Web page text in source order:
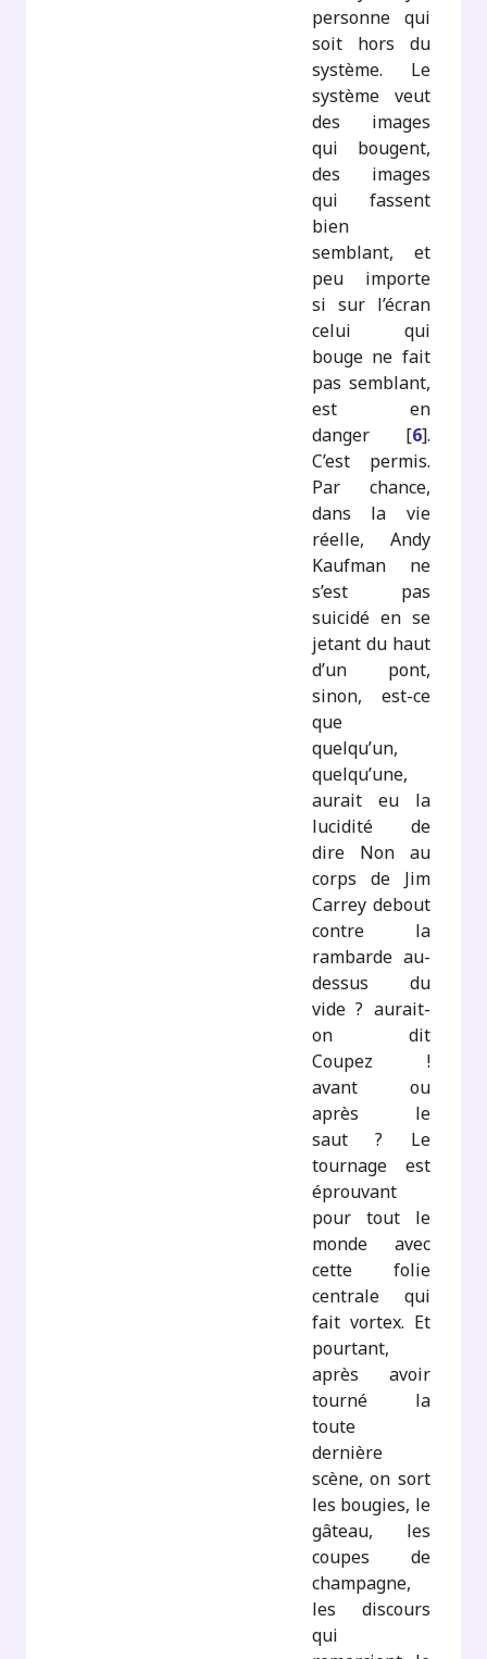
personne qui
soit hors du
système. Le
système veut
des images
qui bougent,
des images
qui fassent
bien
semblant, et
peu importe
si sur l’écran
celui qui
bouge ne fait
pas semblant,
est en
danger [6].
C’est permis.
Par chance,
dans la vie
réelle, Andy
Kaufman ne
s’est pas
suicidé en se
jetant du haut
d’un pont,
sinon, est-ce
que
quelqu’un,
quelqu’une,
aurait eu la
lucidité de
dire Non au
corps de Jim
Carrey debout
contre la
rambarde au-
dessus du
vide ? aurait-
on dit
Coupez !
avant ou
après le
saut ? Le
tournage est
éprouvant
pour tout le
monde avec
cette folie
centrale qui
fait vortex. Et
pourtant,
après avoir
tourné la
toute
dernière
scène, on sort
les bougies, le
gâteau, les
coupes de
champagne,
les discours
qui